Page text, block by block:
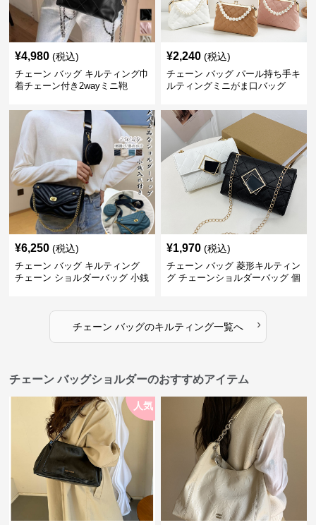
¥4,980 (税込)
チェーン バッグ キルティング巾
着チェーン付き2wayミニ鞄
¥2,240 (税込)
チェーン バッグ パール持ち手キ
ルティングミニがま口バッグ
¥6,250 (税込)
チェーン バッグ キルティング
チェーン ショルダーバッグ 小銭
¥1,970 (税込)
チェーン バッグ 菱形キルティン
グ チェーンショルダーバッグ 個
チェーン バッグのキルティング一覧へ ›
チェーン バッグショルダーのおすすめアイテム
人気